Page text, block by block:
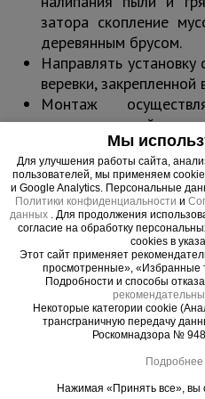
затора скопление
деревянным брусом.
Направлять
веревки,
Монтаж
грузоподъемной
Производить сборку
вниз или заранее
Демонтаж
последовательности.
Необходимо строго
Крепить
при помощи
Устанавливать
чем, через 20 м рукава.
Запрещен сброс
повредить секции
Мы
Для улучшения работы сайта,
пользователей, мы применяем
и Google Analytics. Персональные
Политики конфиденциальности и
данных
. Для продолжения
согласие на обработку
cookies в
Этот сайт применяет
просмотренные», «Избранные
Подробности и способы
Некоторые категории cookie
трансграничную передачу
Роскомнадзора №
Подробнее
Нажимая «Принять все», вы